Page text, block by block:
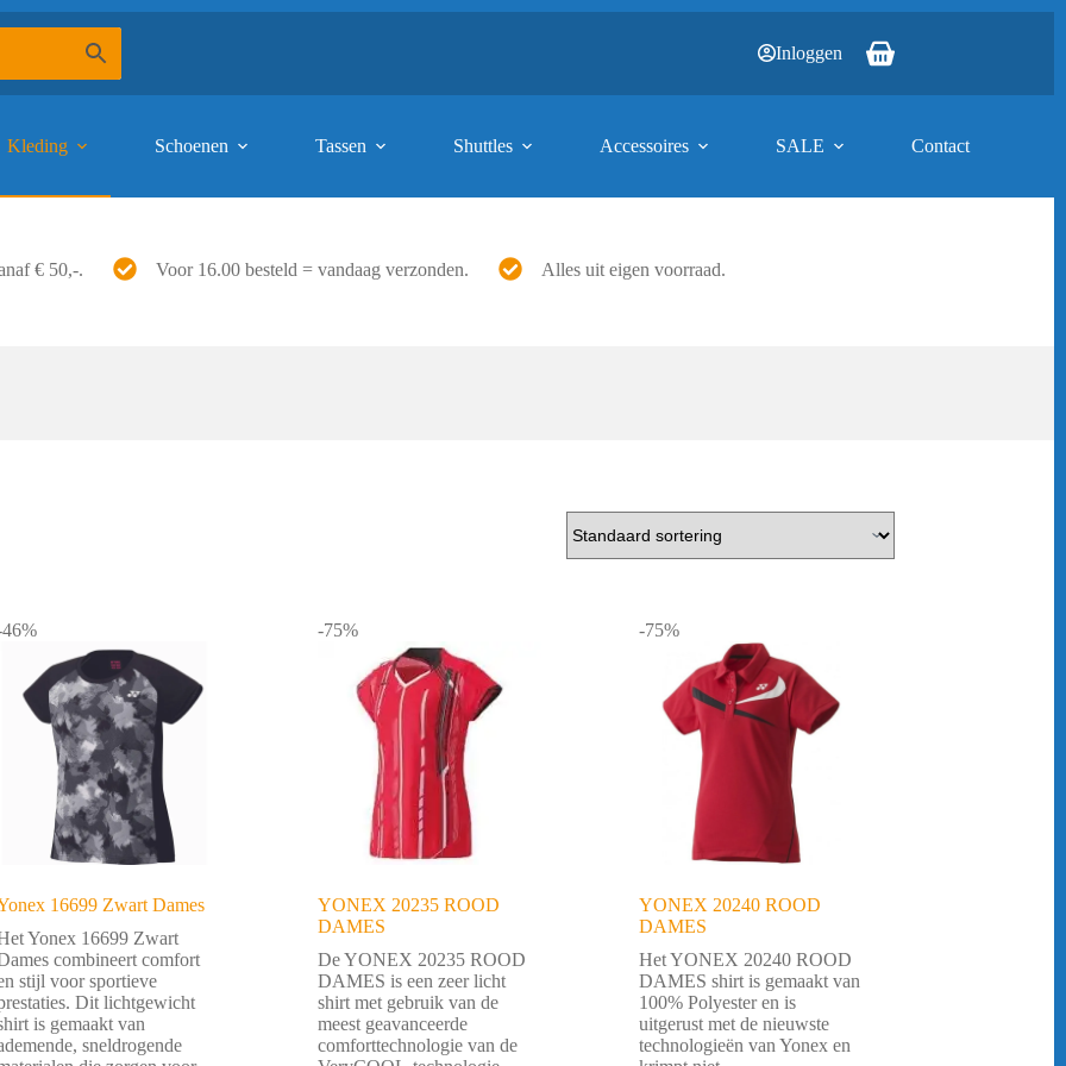
Inloggen Winkelwagen
Kleding Schoenen Tassen Shuttles Accessoires SALE Contact
€ 50,-. Voor 16.00 besteld = vandaag verzonden. Alles uit eigen voorraad.
16699 Zwart Dames
Yonex 16699 Zwart
combineert comfort
stijl voor sportieve
Dit lichtgewicht
is gemaakt van
sneldrogende
-75%
YONEX 20235 ROOD
DAMES
De YONEX 20235 ROOD
DAMES is een zeer licht
shirt met gebruik van de
meest geavanceerde
comforttechnologie van de
-75%
YONEX 20240 ROOD
DAMES
Het YONEX 20240 ROOD
DAMES shirt is gemaakt van
100% Polyester en is
uitgerust met de nieuwste
technologieën van Yonex en